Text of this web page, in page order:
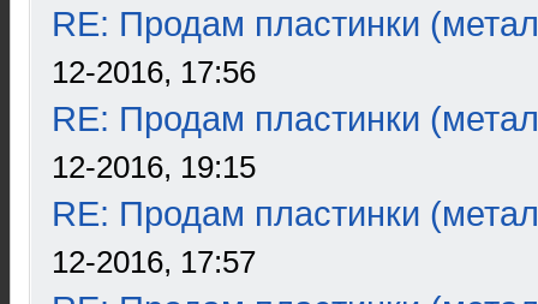
RE: Продам пластинки
12-2016, 17:56
RE: Продам пластинки
12-2016, 19:15
RE: Продам пластинки
12-2016, 17:57